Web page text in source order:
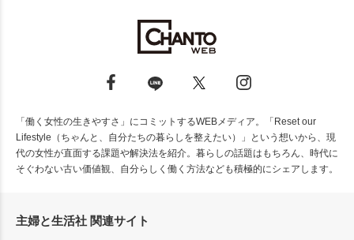
「働く女性の生きやすさ」にコミットするWEBメディア。「Reset our
Lifestyle（ちゃんと、自分たちの暮らしを整えたい）」という想いから、現
代の女性が直面する課題や解決法を紹介。暮らしの話題はもちろん、時代に
そぐわない古い価値観、自分らしく働く方法なども積極的にシェアします。
主婦と生活社 関連サイト